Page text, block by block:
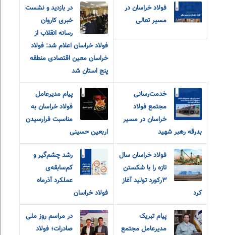
فولاد خراسان در
مسیر تعالی
در بازدید و نشست
خبری کاروان
رسانه انقلاب از
فولاد خراسان اعلام شد: فولاد
خراسان معین اقتصادی منطقه
پنج استان شد
خدمت‌رسانی
مجتمع فولاد
خراسان در مسیر
بدرقه رهبر شهید
پیام مدیرعامل
فولاد خراسان به
مناسبت فرارسیدن
اربعین حسینی
فولاد خراسان سال
تازه را با شکستن
۳رکورد تولید آغاز
کرد
رشد چشم‌گیر و
کم‌سابقه‌ی
عملکرد آذرماه
فولاد خراسان
پیام تبریک
مدیرعامل مجتمع
در مراسم روز ملی
صادرات؛ فولاد